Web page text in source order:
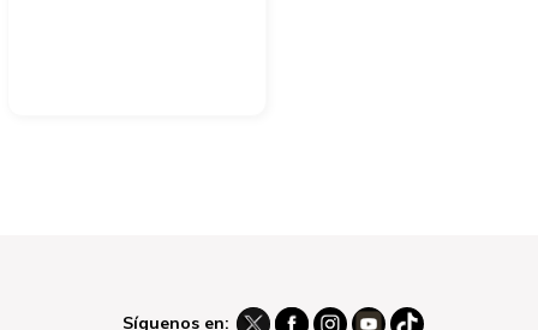
Síguenos en: